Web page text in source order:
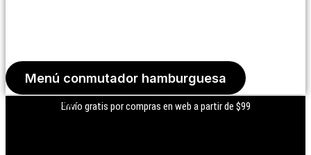
Menú conmutador hamburguesa
Envío gratis por compras en web a partir de $99
Iniciar Sesión